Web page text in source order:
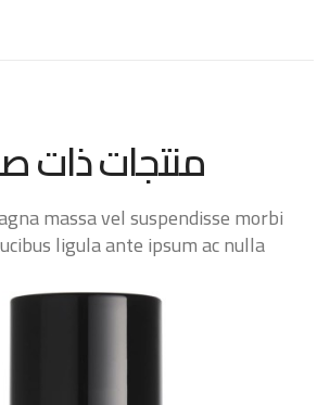
منتجات ذات
massa vel suspendisse morbi
ligula ante ipsum ac nulla.